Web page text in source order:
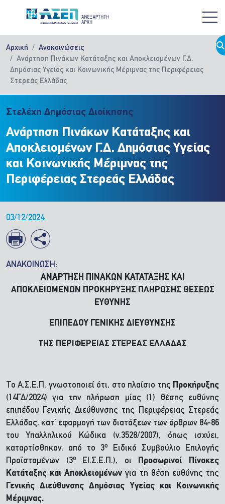
Αρχική
Ανακοινώσεις
Ανάρτηση Πινάκων Κατάταξης και Αποκλειομένων Γ.Δ.
Δημόσιας Υγείας και Κοινωνικής Μέριμνας της Περιφέρειας
Στερεάς Ελλάδας
Στελέχη Δημόσιας Διοίκησης
Ανάρτηση Πινάκων Κατάταξης και
Αποκλειομένων Γ.Δ. Δημόσιας Υγείας
και Κοινωνικής Μέριμνας της
Περιφέρειας Στερεάς Ελλάδας
03/12/2024
ΑΝΑΚΟΙΝΩΣΗ:
ΑΝΑΡΤΗΣΗ ΠΙΝΑΚΩΝ ΚΑΤΑΤΑΞΗΣ ΚΑΙ
ΑΠΟΚΛΕΙΟΜΕΝΩΝ ΠΡΟΚΗΡΥΞΗΣ ΠΛΗΡΩΣΗΣ ΘΕΣΕΩΣ
ΕΥΘΥΝΗΣ
ΕΠΙΠΕΔΟΥ ΓΕΝΙΚΗΣ ΔΙΕΥΘΥΝΣΗΣ
ΤΗΣ ΠΕΡΙΦΕΡΕΙΑΣ ΣΤΕΡΕΑΣ ΕΛΛΑΔΑΣ
Το Α.Σ.Ε.Π. γνωστοποιεί ότι, στο πλαίσιο της Προκήρυξης
(14ΓΔ/2024) για την πλήρωση μίας (1) θέσης ευθύνης
επιπέδου Γενικής Διεύθυνσης της Περιφέρειας Στερεάς
Ελλάδας, κατ’ εφαρμογή των διατάξεων των άρθρων 84-86
του Υπαλληλικού Κώδικα (ν.3528/2007), όπως ισχύει,
καταρτίσθηκαν, από το 3ο
Ειδικό Συμβούλιο Επιλογής
Προϊσταμένων (3ο ΕΙ.Σ.Ε.Π.), οι
Προσωρινοί Πίνακες
Κατάταξης και Αποκλειομένων για τη θέση ευθύνης της
Γενικής Διεύθυνσης Δημόσιας Υγείας και Κοινωνικής
Μέριμνας.